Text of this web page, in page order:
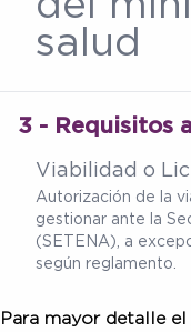
salud
Viabilidad o
Autorización de la
gestionar ante la
(SETENA), a
según reglamento.
Para mayor detalle